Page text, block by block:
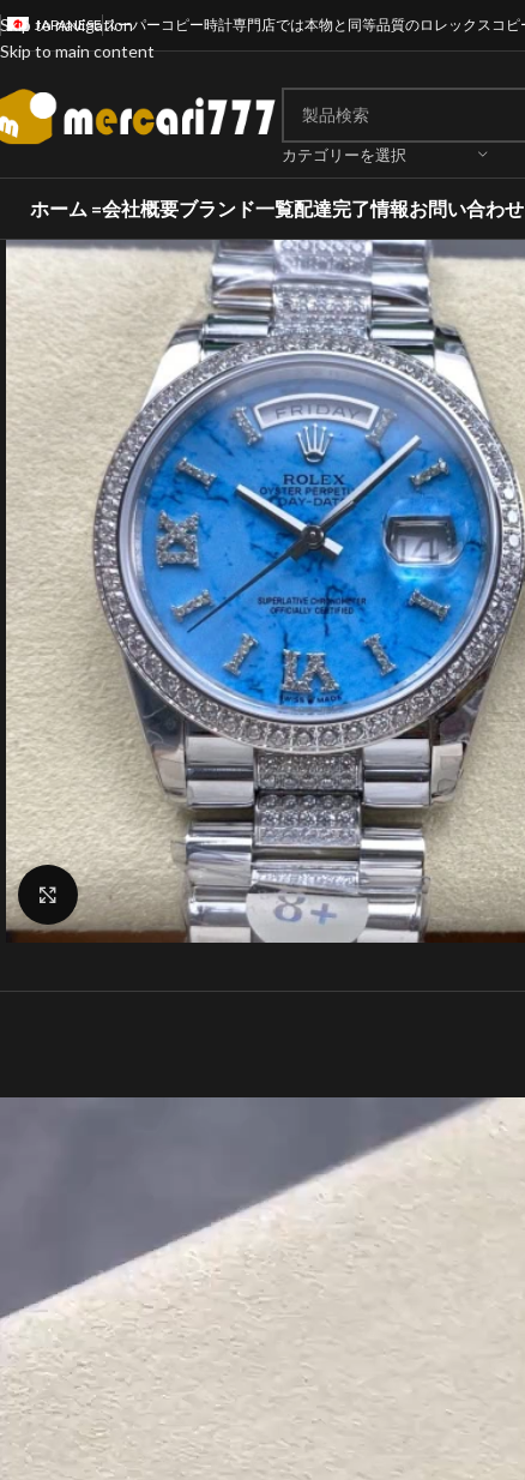
Skip to navigation
Skip to main content
JAPANESEスーパーコピー時計専門店では本物と同等品質のロレックスコ
カテゴリーを選択
ホーム =会社概要ブランド一覧配達完了情報お問い合わせ
クリックで拡大